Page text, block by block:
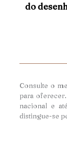
do
Consulte o
para
nacional e
distingue-se